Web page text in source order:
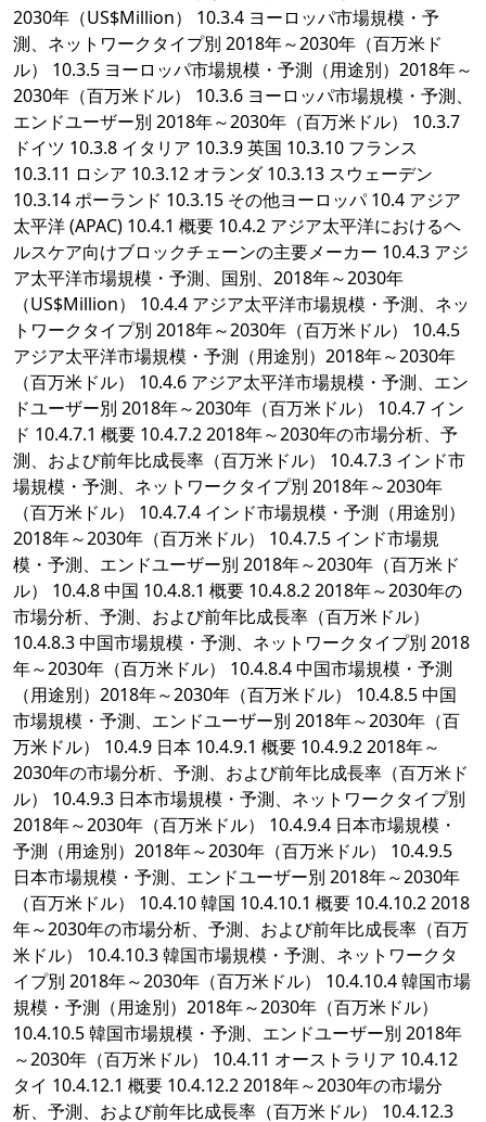
2030年（US$Million） 10.3.4 ヨーロッパ市場規模・予
測、ネットワークタイプ別 2018年～2030年（百万米ド
ル） 10.3.5 ヨーロッパ市場規模・予測（用途別）2018年～
2030年（百万米ドル） 10.3.6 ヨーロッパ市場規模・予測、
エンドユーザー別 2018年～2030年（百万米ドル） 10.3.7
ドイツ 10.3.8 イタリア 10.3.9 英国 10.3.10 フランス
10.3.11 ロシア 10.3.12 オランダ 10.3.13 スウェーデン
10.3.14 ポーランド 10.3.15 その他ヨーロッパ 10.4 アジア
太平洋 (APAC) 10.4.1 概要 10.4.2 アジア太平洋におけるヘ
ルスケア向けブロックチェーンの主要メーカー 10.4.3 アジ
ア太平洋市場規模・予測、国別、2018年～2030年
（US$Million） 10.4.4 アジア太平洋市場規模・予測、ネッ
トワークタイプ別 2018年～2030年（百万米ドル） 10.4.5
アジア太平洋市場規模・予測（用途別）2018年～2030年
（百万米ドル） 10.4.6 アジア太平洋市場規模・予測、エン
ドユーザー別 2018年～2030年（百万米ドル） 10.4.7 イン
ド 10.4.7.1 概要 10.4.7.2 2018年～2030年の市場分析、予
測、および前年比成長率（百万米ドル） 10.4.7.3 インド市
場規模・予測、ネットワークタイプ別 2018年～2030年
（百万米ドル） 10.4.7.4 インド市場規模・予測（用途別）
2018年～2030年（百万米ドル） 10.4.7.5 インド市場規
模・予測、エンドユーザー別 2018年～2030年（百万米ド
ル） 10.4.8 中国 10.4.8.1 概要 10.4.8.2 2018年～2030年の
市場分析、予測、および前年比成長率（百万米ドル）
10.4.8.3 中国市場規模・予測、ネットワークタイプ別 2018
年～2030年（百万米ドル） 10.4.8.4 中国市場規模・予測
（用途別）2018年～2030年（百万米ドル） 10.4.8.5 中国
市場規模・予測、エンドユーザー別 2018年～2030年（百
万米ドル） 10.4.9 日本 10.4.9.1 概要 10.4.9.2 2018年～
2030年の市場分析、予測、および前年比成長率（百万米ド
ル） 10.4.9.3 日本市場規模・予測、ネットワークタイプ別
2018年～2030年（百万米ドル） 10.4.9.4 日本市場規模・
予測（用途別）2018年～2030年（百万米ドル） 10.4.9.5
日本市場規模・予測、エンドユーザー別 2018年～2030年
（百万米ドル） 10.4.10 韓国 10.4.10.1 概要 10.4.10.2 2018
年～2030年の市場分析、予測、および前年比成長率（百万
米ドル） 10.4.10.3 韓国市場規模・予測、ネットワークタ
イプ別 2018年～2030年（百万米ドル） 10.4.10.4 韓国市場
規模・予測（用途別）2018年～2030年（百万米ドル）
10.4.10.5 韓国市場規模・予測、エンドユーザー別 2018年
～2030年（百万米ドル） 10.4.11 オーストラリア 10.4.12
タイ 10.4.12.1 概要 10.4.12.2 2018年～2030年の市場分
析、予測、および前年比成長率（百万米ドル） 10.4.12.3